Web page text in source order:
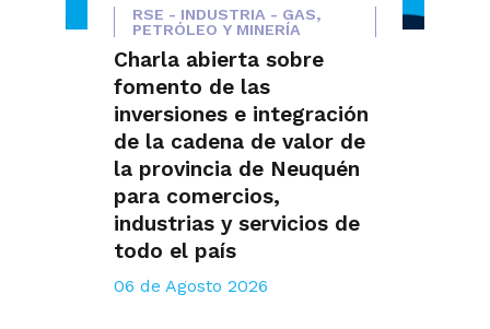
RSE - INDUSTRIA - GAS,
PETRÓLEO Y MINERÍA
Charla abierta sobre
fomento de las
inversiones e integración
de la cadena de valor de
la provincia de Neuquén
para comercios,
industrias y servicios de
todo el país
06 de Agosto 2026